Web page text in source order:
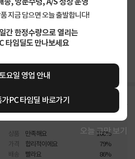
송, 방문수령, A/S 정상 운영
지금 담으면 오늘 출발합니다!
간 한정수량으로 열리는
타임딜도 만나보세요
토요일 영업 안내
PC 타임딜 바로가기
오늘 그만 보기
교환/반품/환불
된 상품정보가 있으면 알려주세요.
금 2배!
상품 만족해요
100%
가격
합리적이에요
79%
배송
빨라요 86%